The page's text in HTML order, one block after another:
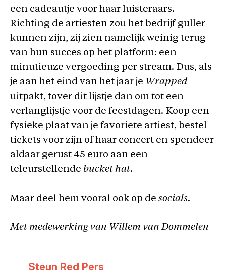
een cadeautje voor haar luisteraars.
Richting de artiesten zou het bedrijf guller
kunnen zijn, zij zien namelijk weinig terug
van hun succes op het platform: een
minutieuze vergoeding per stream. Dus, als
je aan het eind van het jaar je Wrapped
uitpakt, tover dit lijstje dan om tot een
verlanglijstje voor de feestdagen. Koop een
fysieke plaat van je favoriete artiest, bestel
tickets voor zijn of haar concert en spendeer
aldaar gerust 45 euro aan een
teleurstellende bucket hat.
Maar deel hem vooral ook op de socials.
Met medewerking van Willem van Dommelen
Steun Red Pers